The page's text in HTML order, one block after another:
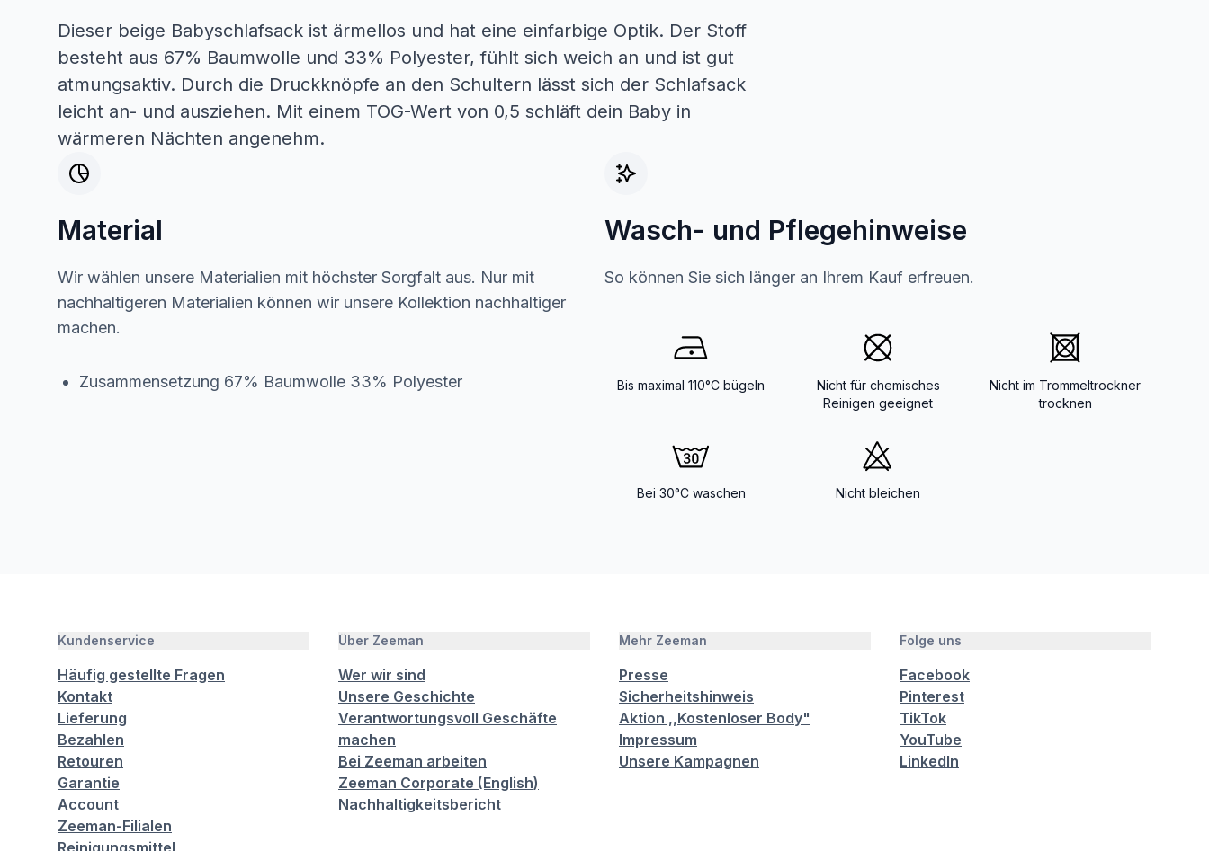
Dieser beige Babyschlafsack ist ärmellos und hat eine einfarbige Optik. Der Stoff
besteht aus 67% Baumwolle und 33% Polyester, fühlt sich weich an und ist gut
atmungsaktiv. Durch die Druckknöpfe an den Schultern lässt sich der Schlafsack
leicht an- und ausziehen. Mit einem TOG-Wert von 0,5 schläft dein Baby in
wärmeren Nächten angenehm.
Material
Wir wählen unsere Materialien mit höchster Sorgfalt aus. Nur mit
nachhaltigeren Materialien können wir unsere Kollektion nachhaltiger
machen.
Zusammensetzung 67% Baumwolle 33% Polyester
Wasch- und Pflegehinweise
So können Sie sich länger an Ihrem Kauf erfreuen.
Bis maximal 110°C bügeln
Nicht für chemisches
Reinigen geeignet
Nicht im Trommeltrockner
trocknen
Bei 30°C waschen Nicht bleichen
Kundenservice
Häufig gestellte Fragen
Kontakt
Lieferung
Bezahlen
Retouren
Garantie
Account
Zeeman-Filialen
Reinigungsmittel
Über Zeeman
Wer wir sind
Unsere Geschichte
Verantwortungsvoll Geschäfte
machen
Bei Zeeman arbeiten
Zeeman Corporate (English)
Nachhaltigkeitsbericht
Mehr Zeeman
Presse
Sicherheitshinweis
Aktion ,,Kostenloser Body"
Impressum
Unsere Kampagnen
Folge uns
Facebook
Pinterest
TikTok
YouTube
LinkedIn